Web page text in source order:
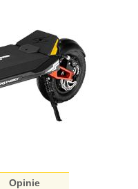
Opinie